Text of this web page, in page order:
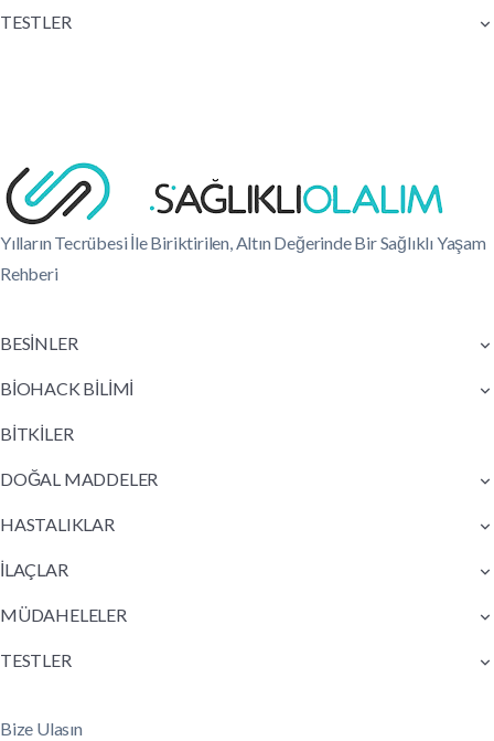
TESTLER
Yılların Tecrübesi İle Biriktirilen, Altın Değerinde Bir Sağlıklı Yaşam
Rehberi
BESİNLER
BİOHACK BİLİMİ
BİTKİLER
DOĞAL MADDELER
HASTALIKLAR
İLAÇLAR
MÜDAHELELER
TESTLER
Bize Ulasın